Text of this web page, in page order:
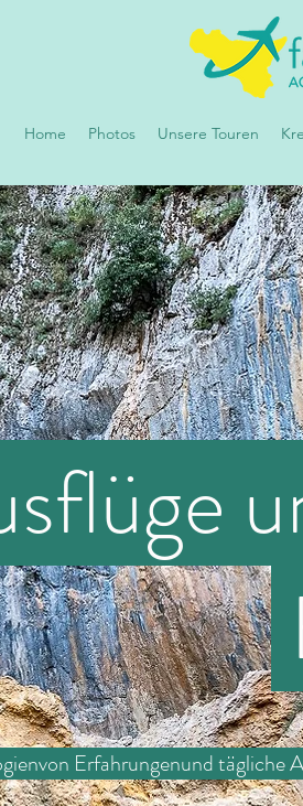
Home Photos Unsere Touren
von Erfahrungenund tägliche